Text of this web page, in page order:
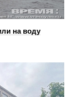
на воду